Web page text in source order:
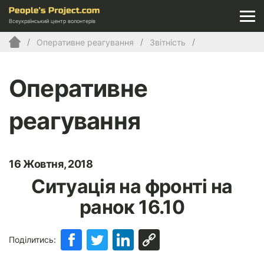
Всеукраїнський центр волонтерів
Оперативне реагування Звітність
Оперативне
реагування
16 Жовтня, 2018
Ситуація на фронті на
ранок 16.10
Поділитись: